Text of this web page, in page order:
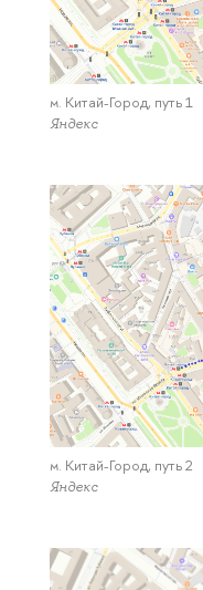
м. Китай-Город, путь 1
Яндекс
м. Китай-Город, путь 2
Яндекс